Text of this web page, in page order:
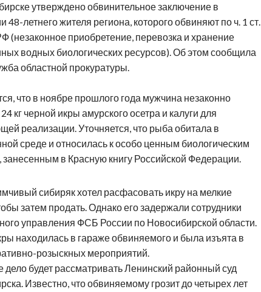
утверждено обвинительное заключение в
48-летнего жителя региона, которого обвиняют по ч. 1 ст.
(незаконное приобретение, перевозка и хранение
водных биологических ресурсов). Об этом сообщила
областной прокуратуры.
что в ноябре прошлого года мужчина незаконно
кг черной икры амурского осетра и калуги для
реализации. Уточняется, что рыба обитала в
среде и относилась к особо ценным биологическим
занесенным в Красную книгу Российской Федерации.
сибиряк хотел расфасовать икру на мелкие
затем продать. Однако его задержали сотрудники
управления ФСБ России по Новосибирской области.
находилась в гараже обвиняемого и была изъята в
розыскных мероприятий.
дело будет рассматривать Ленинский районный суд
Известно, что обвиняемому грозит до четырех лет